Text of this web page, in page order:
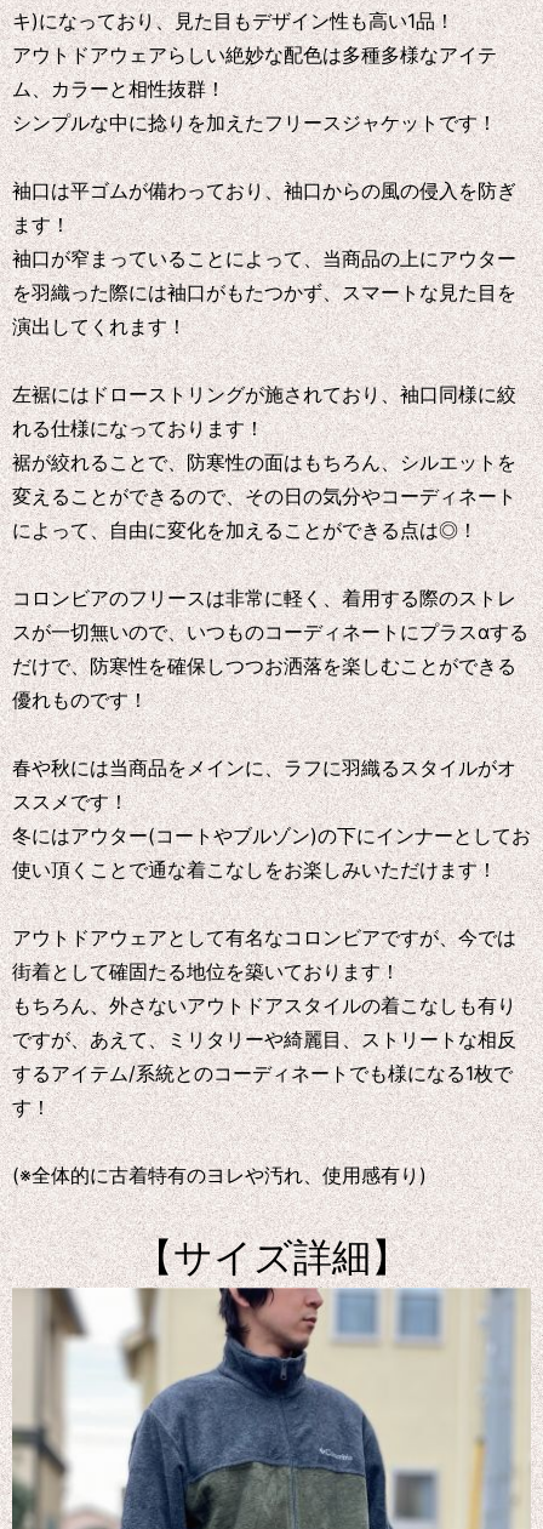
キ)になっており、見た目もデザイン性も高い1品！
アウトドアウェアらしい絶妙な配色は多種多様なアイテ
ム、カラーと相性抜群！
シンプルな中に捻りを加えたフリースジャケットです！
袖口は平ゴムが備わっており、袖口からの風の侵入を防ぎ
ます！
袖口が窄まっていることによって、当商品の上にアウター
を羽織った際には袖口がもたつかず、スマートな見た目を
演出してくれます！
左裾にはドローストリングが施されており、袖口同様に絞
れる仕様になっております！
裾が絞れることで、防寒性の面はもちろん、シルエットを
変えることができるので、その日の気分やコーディネート
によって、自由に変化を加えることができる点は◎！
コロンビアのフリースは非常に軽く、着用する際のストレ
スが一切無いので、いつものコーディネートにプラスαする
だけで、防寒性を確保しつつお洒落を楽しむことができる
優れものです！
春や秋には当商品をメインに、ラフに羽織るスタイルがオ
ススメです！
冬にはアウター(コートやブルゾン)の下にインナーとしてお
使い頂くことで通な着こなしをお楽しみいただけます！
アウトドアウェアとして有名なコロンビアですが、今では
街着として確固たる地位を築いております！
もちろん、外さないアウトドアスタイルの着こなしも有り
ですが、あえて、ミリタリーや綺麗目、ストリートな相反
するアイテム/系統とのコーディネートでも様になる1枚で
す！
(※全体的に古着特有のヨレや汚れ、使用感有り)
【サイズ詳細】